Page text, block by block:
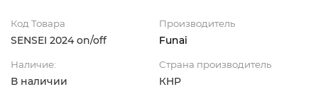
Код Товара
SENSEI 2024 on/off
Производитель
Funai
Наличие:
В наличии
Страна производитель
КНР